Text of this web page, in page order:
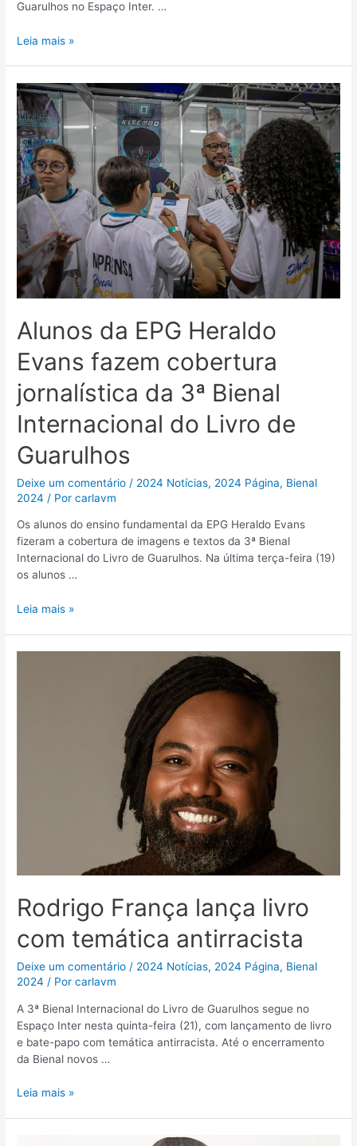
Guarulhos no Espaço Inter. …
Leia mais »
Alunos da EPG Heraldo
Evans fazem cobertura
jornalística da 3ª Bienal
Internacional do Livro de
Guarulhos
Deixe um comentário / 2024 Notícias, 2024 Página, Bienal
2024 / Porcarlavm
Os alunos do ensino fundamental da EPG Heraldo Evans
fizeram a cobertura de imagens e textos da 3ª Bienal
Internacional do Livro de Guarulhos. Na última terça-feira (19)
os alunos …
Leia mais »
Rodrigo França lança livro
com temática antirracista
Deixe um comentário / 2024 Notícias, 2024 Página, Bienal
2024 / Porcarlavm
A 3ª Bienal Internacional do Livro de Guarulhos segue no
Espaço Inter nesta quinta-feira (21), com lançamento de livro
e bate-papo com temática antirracista. Até o encerramento
da Bienal novos …
Leia mais »